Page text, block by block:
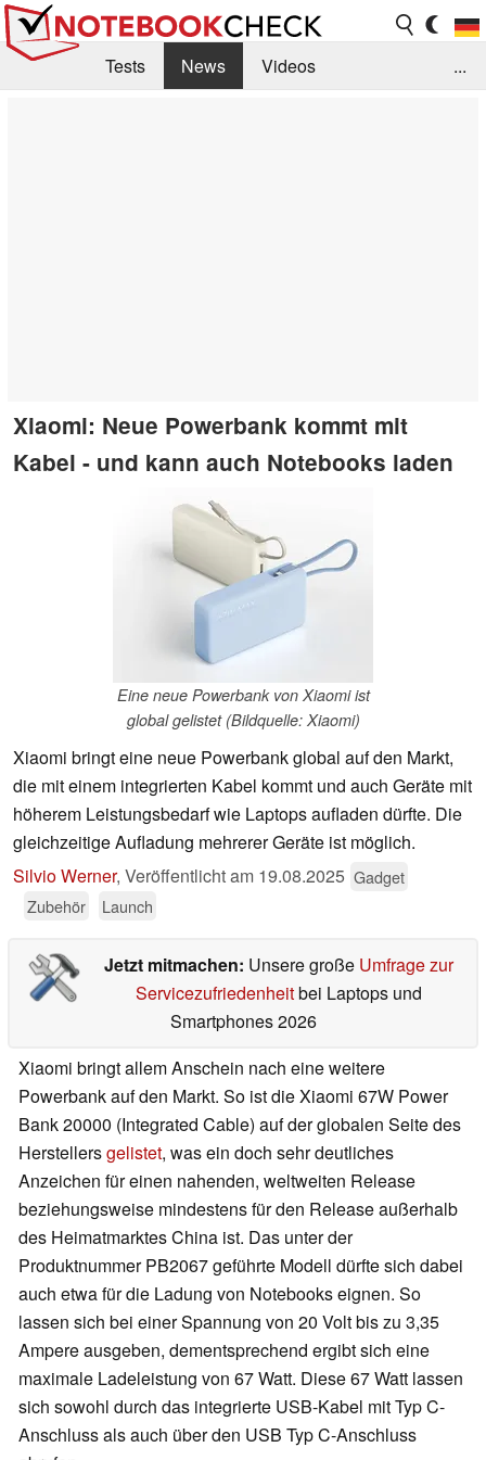
Tests News
Videos
...
Xiaomi: Neue Powerbank kommt mit
Kabel - und kann auch Notebooks laden
Eine neue Powerbank von Xiaomi ist
global gelistet (Bildquelle: Xiaomi)
Xiaomi bringt eine neue Powerbank global auf den Markt,
die mit einem integrierten Kabel kommt und auch Geräte mit
höherem Leistungsbedarf wie Laptops aufladen dürfte. Die
gleichzeitige Aufladung mehrerer Geräte ist möglich.
Silvio Werner, Veröffentlicht am 19.08.2025 Gadget
Zubehör
Launch
Jetzt mitmachen: Unsere große Umfrage zur
Servicezufriedenheitbei Laptops und
Smartphones 2026
Xiaomi bringt allem Anschein nach eine weitere
Powerbank auf den Markt. So ist die Xiaomi 67W Power
Bank 20000 (Integrated Cable) auf der globalen Seite des
Herstellersgelistet, was ein doch sehr deutliches
Anzeichen für einen nahenden, weltweiten Release
beziehungsweise mindestens für den Release außerhalb
des Heimatmarktes China ist. Das unter der
Produktnummer PB2067 geführte Modell dürfte sich dabei
auch etwa für die Ladung von Notebooks eignen. So
lassen sich bei einer Spannung von 20 Volt bis zu 3,35
Ampere ausgeben, dementsprechend ergibt sich eine
maximale Ladeleistung von 67 Watt. Diese 67 Watt lassen
sich sowohl durch das integrierte USB-Kabel mit Typ C-
Anschluss als auch über den USB Typ C-Anschluss